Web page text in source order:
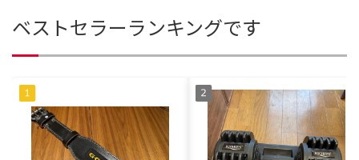
ベストセラーランキングです